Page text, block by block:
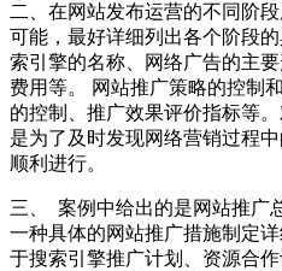
二、在网站发布运营的不同阶
可能，最好详细列出各个阶段
索引擎的名称、网络广告的主
费用等。 网站推广策略的控制
的控制、推广效果评价指标等
是为了及时发现网络营销过程
顺利进行。
三、 案例中给出的是网站推广
一种具体的网站推广措施制定
于搜索引擎推广计划、资源合